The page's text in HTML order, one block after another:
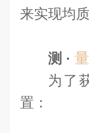
来实现均
测 · 量
为了
置：